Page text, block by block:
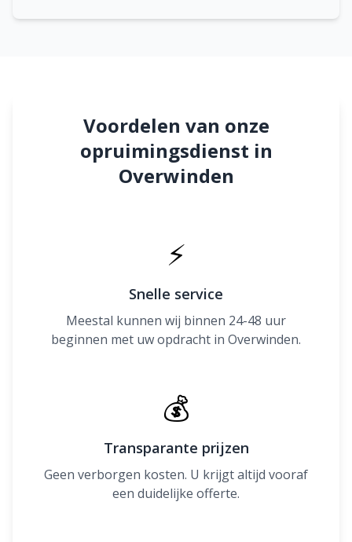
Voordelen van onze
opruimingsdienst in
Overwinden
⚡
Snelle service
Meestal kunnen wij binnen 24-48 uur
beginnen met uw opdracht in Overwinden.
💰
Transparante prijzen
Geen verborgen kosten. U krijgt altijd vooraf
een duidelijke offerte.